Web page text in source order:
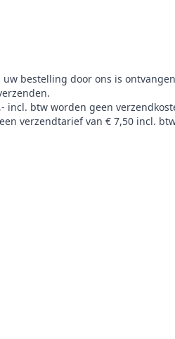
bestelling door ons is
incl. btw worden geen
verzendtarief van € 7,50 incl.